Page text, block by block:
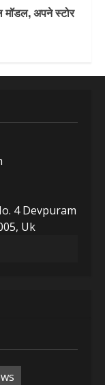
मॉडल, अपने स्टोर
4 Devpuram
Uk